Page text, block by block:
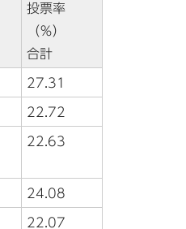
投票率
（％）
合計
27.31
22.72
22.63
24.08
22.07